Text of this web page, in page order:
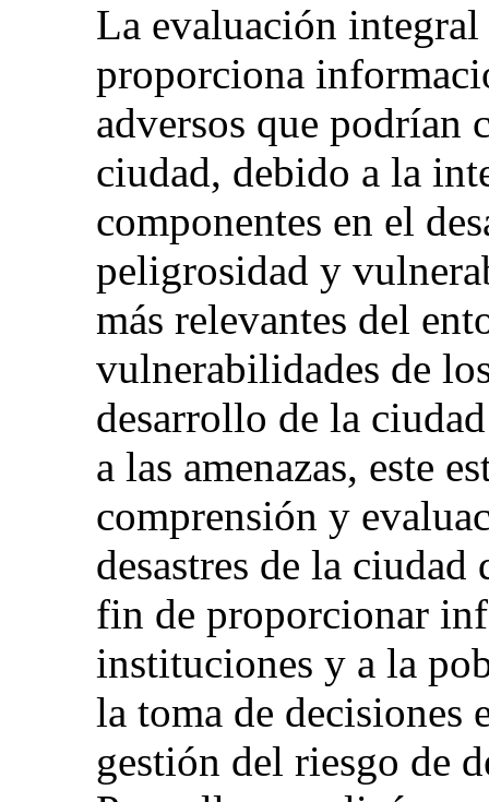
La evaluación integral
proporciona
adversos que podrían
ciudad, debido a la
componentes en el
peligrosidad y
más relevantes del
vulnerabilidades de
desarrollo de la
a las amenazas, este
comprensión y
desastres de la
fin de proporcionar
instituciones y a la
la toma de decisiones
gestión del riesgo de